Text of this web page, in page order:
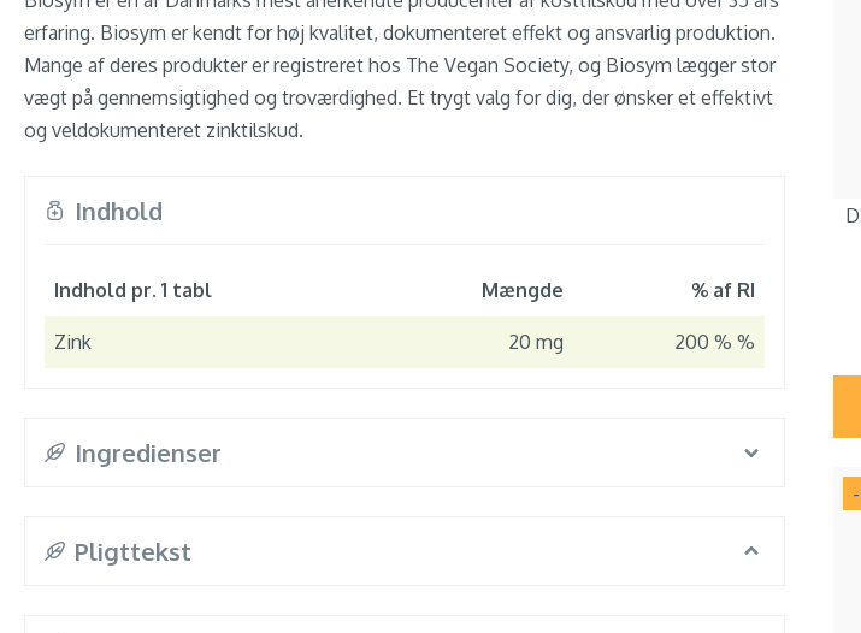
erfaring. Biosym er kendt for høj kvalitet, dokumenteret effekt og ansvarlig produktion.
Mange af deres produkter er registreret hos The Vegan Society, og Biosym lægger stor
vægt på gennemsigtighed og troværdighed. Et trygt valg for dig, der ønsker et effektivt
og veldokumenteret zinktilskud.
Indhold
Indhold pr. 1 tabl Mængde % af RI
Zink 20 mg 200 % %
Ingredienser
Pligttekst